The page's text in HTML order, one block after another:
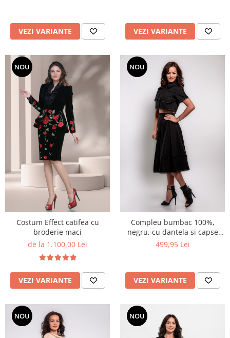
VEZI VARIANTE VEZI VARIANTE
NOU
Costum Effect catifea cu
broderie maci
de la 1.100,00 Lei
VEZI VARIANTE
NOU
Compleu bumbac 100%,
negru, cu dantela si capse
mici aurii
499,95 Lei
VEZI VARIANTE
NOU NOU